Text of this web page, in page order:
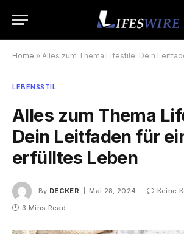
Home » Alles zum Thema Lifestile: Dein Leitfaden
LEBENSSTIL
Alles zum Thema
Dein Leitfaden für
erfülltes Leben
By DECKER Mai 28, 2024
Keine
3 Mins Read